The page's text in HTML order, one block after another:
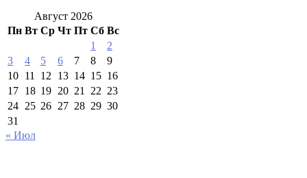
Август 2026
Пн Вт Ср Чт Пт Сб Вс
1
2
3
4 5 6 7 8
9
10 11 12 13 14 15 16
17 18 19 20 21 22 23
24 25 26 27 28 29 30
31
« Июл